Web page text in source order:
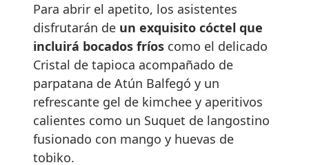
Para abrir el apetito, los asistentes
disfrutarán de un exquisito cóctel que
incluirá bocados fríos como el delicado
Cristal de tapioca acompañado de
parpatana de Atún Balfegó y un
refrescante gel de kimchee y aperitivos
calientes como un Suquet de langostino
fusionado con mango y huevas de
tobiko.